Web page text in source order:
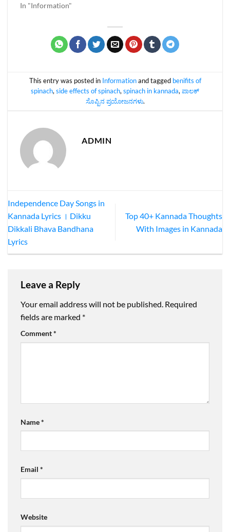
In "Information"
This entry was posted in Informationand tagged benifits of
spinach,side effects of spinach,spinach in kannada,ಪಾಲಕ್
ಸೊಪ್ಪಿನ ಪ್ರಯೋಜನಗಳು.
ADMIN
Independence Day Songs in
Kannada Lyrics । Dikku
Dikkali Bhava Bandhana
Lyrics
Top 40+ Kannada Thoughts
With Images in Kannada
Leave a Reply
Your email address will not be published. Required
fields are marked *
Comment*
Name*
Email *
Website